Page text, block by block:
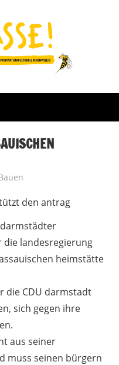
den antrag
landesregierung
heimstätte
die CDU darmstadt
sich gegen ihre
aus seiner
muss seinen bürgern